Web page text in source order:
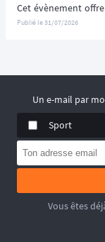
Cet évènement
de (re)découvrir le
📆 Prochaines
Publié le31/07/2026
Un e-mail par
Sport
Vous êtes